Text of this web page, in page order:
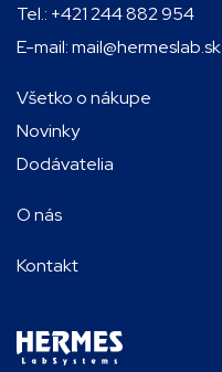
Tel.: +421 244 882 954
E-mail:mail@hermeslab.sk
Všetko o nákupe
Novinky
Dodávatelia
O nás
Kontakt